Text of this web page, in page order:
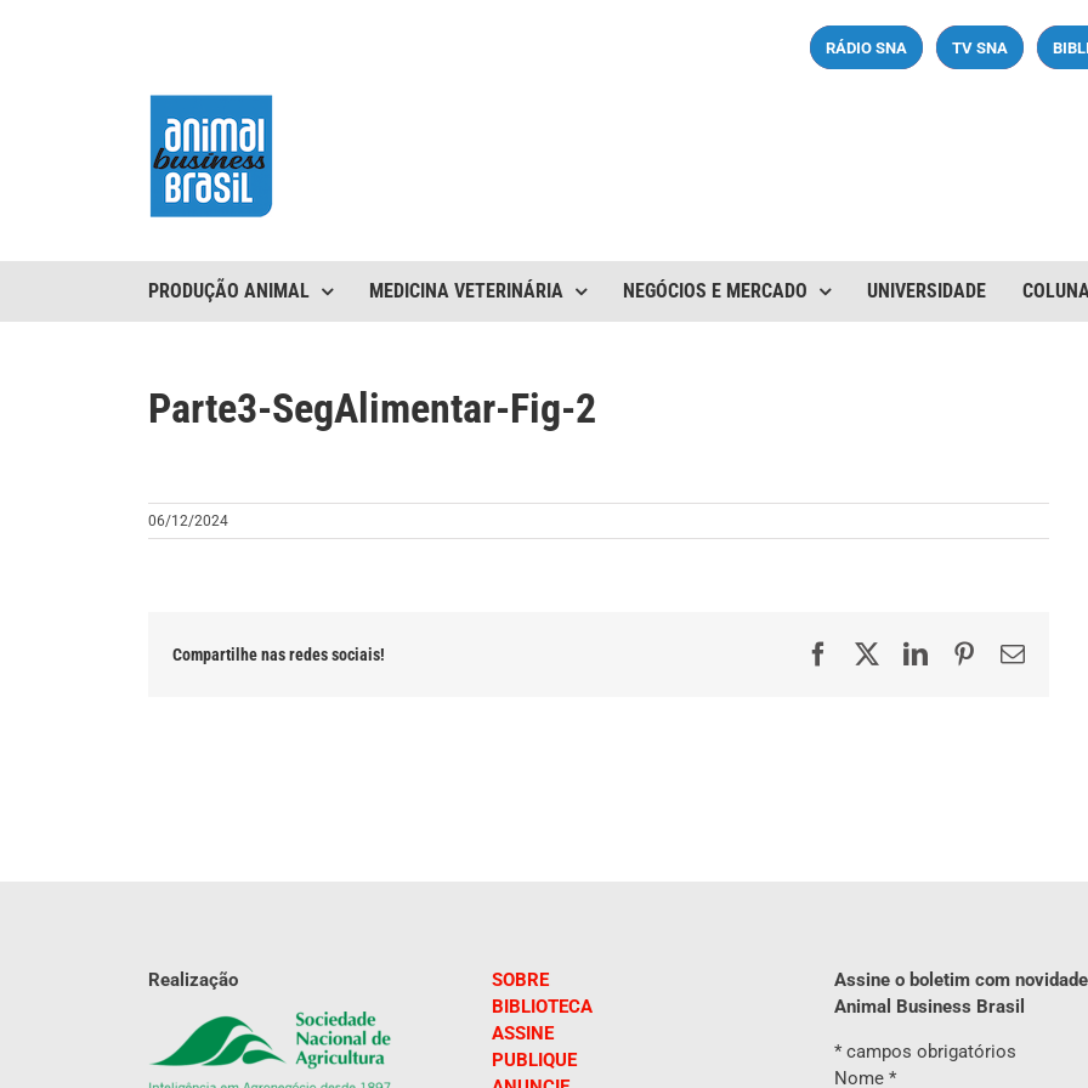
RÁDIO SNA TV SNA
PRODUÇÃO ANIMAL MEDICINA VETERINÁRIA NEGÓCIOS E MERCADO UNIVERSIDADE
Parte3-SegAlimentar-Fig-2
06/12/2024
Compartilhe nas redes sociais! FacebookLinkedInPinterest
E-
Realização
SOBRE
BIBLIOTECA
ASSINE
PUBLIQUE
Assine o boletim com
Animal Business Brasil
* campos obrigatórios
Nome *